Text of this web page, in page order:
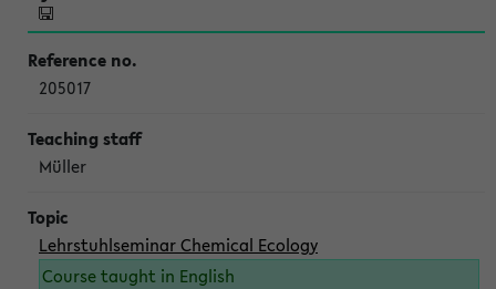
205017
Müller
Lehrstuhlseminar Chemical Ecology
Course taught in English